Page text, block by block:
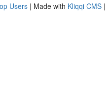
Users | Made with Kliqqi CMS |